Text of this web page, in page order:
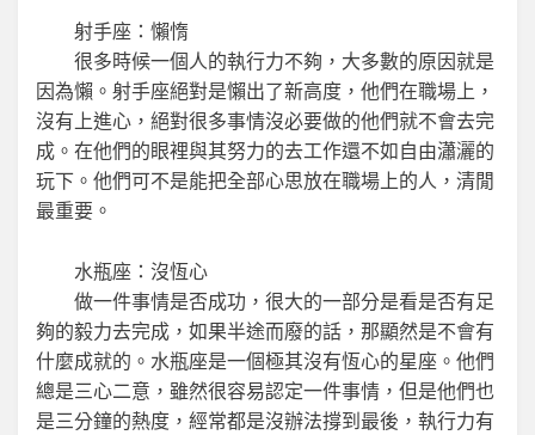
射手座：懶惰
很多時候一個人的執行力不夠，大多數的原因就是
因為懶。射手座絕對是懶出了新高度，他們在職場上，
沒有上進心，絕對很多事情沒必要做的他們就不會去完
成。在他們的眼裡與其努力的去工作還不如自由瀟灑的
玩下。他們可不是能把全部心思放在職場上的人，清閒
最重要。
水瓶座：沒恆心
做一件事情是否成功，很大的一部分是看是否有足
夠的毅力去完成，如果半途而廢的話，那顯然是不會有
什麼成就的。水瓶座是一個極其沒有恆心的星座。他們
總是三心二意，雖然很容易認定一件事情，但是他們也
是三分鐘的熱度，經常都是沒辦法撐到最後，執行力有